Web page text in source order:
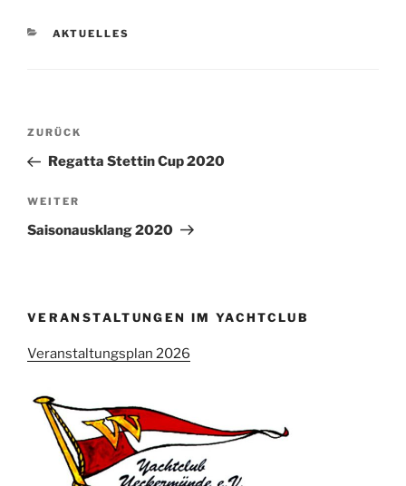
KATEGORIEN
AKTUELLES
Beitragsnavigation
Vorheriger
Beitrag
ZURÜCK
Regatta Stettin Cup 2020
Nächster
Beitrag
WEITER
Saisonausklang 2020
VERANSTALTUNGEN IM YACHTCLUB
Veranstaltungsplan 2026